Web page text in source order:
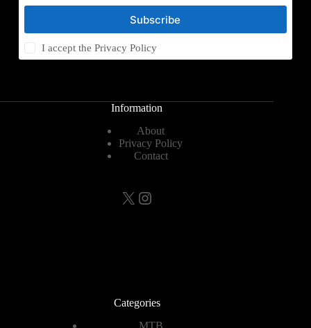
Subscribe
I accept thePrivacy Policy
Information
About
Privacy Policy
Contact
X Instagram
Categories